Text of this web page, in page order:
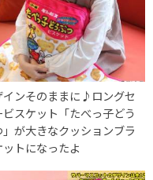
インそのままに♪ロングセ
ビスケット「たべっ子どう
」が大きなクッションブラ
ットになったよ